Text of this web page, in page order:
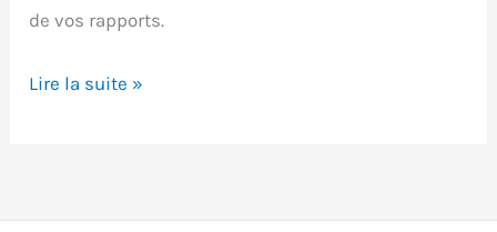
de vos rapports.
Cross-
:
Lire la suite »